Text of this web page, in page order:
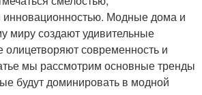
инновационностью. Модные дома и
миру создают удивительные
олицетворяют современность и
мы рассмотрим основные тренды
будут доминировать в модной